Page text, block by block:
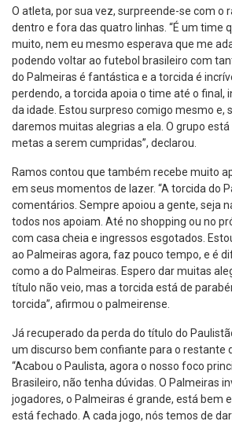
O atleta, por sua vez, surpreende-se com o
dentro e fora das quatro linhas. “É um time
muito, nem eu mesmo esperava que me
podendo voltar ao futebol brasileiro com
do Palmeiras é fantástica e a torcida é
perdendo, a torcida apoia o time até o final,
da idade. Estou surpreso comigo mesmo e,
daremos muitas alegrias a ela. O grupo
metas a serem cumpridas”, declarou.
Ramos contou que também recebe muito
em seus momentos de lazer. “A torcida do
comentários. Sempre apoiou a gente, seja
todos nos apoiam. Até no shopping ou no
com casa cheia e ingressos esgotados.
ao Palmeiras agora, faz pouco tempo, e é
como a do Palmeiras. Espero dar muitas
título não veio, mas a torcida está de
torcida”, afirmou o palmeirense.
Já recuperado da perda do título do
um discurso bem confiante para o restante
“Acabou o Paulista, agora o nosso foco
Brasileiro, não tenha dúvidas. O Palmeiras
jogadores, o Palmeiras é grande, está bem
está fechado. A cada jogo, nós temos de